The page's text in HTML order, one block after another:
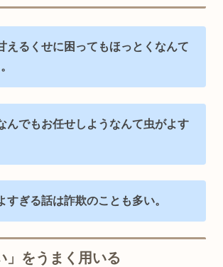
えるくせに困ってもほっとくなんて
んでもお任せしようなんて虫がよす
すぎる話は詐欺のことも多い。
」をうまく用いる